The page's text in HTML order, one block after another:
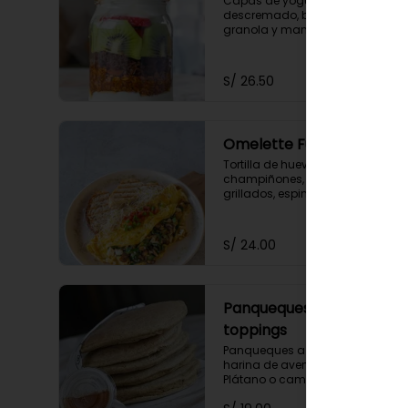
descremado, brownie bites,
granola y mantequilla de maní.
S/ 26.50
Omelette Fungi
Tortilla de huevos batidos,
champiñones, zucchini
grillados, espinaca, cebolla
confitado y tostaditas.
S/ 24.00
Panqueques sin
toppings
Panqueques a bases de clara y
harina de avena. Sabores:
Plátano o camote.